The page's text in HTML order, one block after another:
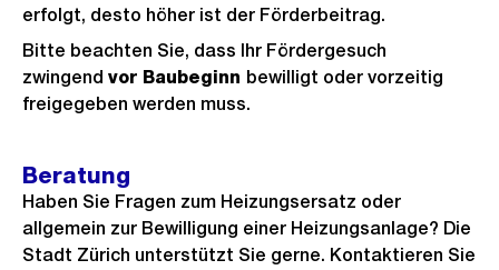
erfolgt, desto höher ist der Förderbeitrag.
Bitte beachten Sie, dass Ihr Fördergesuch
zwingend vor Baubeginn bewilligt oder vorzeitig
freigegeben werden muss.
Beratung
Haben Sie Fragen zum Heizungsersatz oder
allgemein zur Bewilligung einer Heizungsanlage? Die
Stadt Zürich unterstützt Sie gerne. Kontaktieren Sie